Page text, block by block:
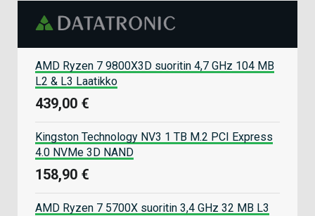
AMD Ryzen 7 9800X3D suoritin 4,7 GHz 104 MB
L2 & L3 Laatikko
439,00 €
Kingston Technology NV3 1 TB M.2 PCI Express
4.0 NVMe 3D NAND
158,90 €
AMD Ryzen 7 5700X suoritin 3,4 GHz 32 MB L3